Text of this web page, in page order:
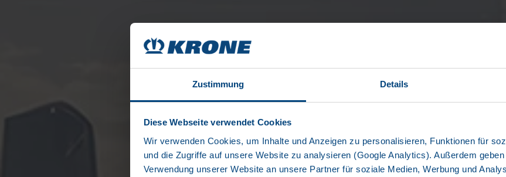
Zustimmung Details
Diese Webseite verwendet Cookies
Wir verwenden Cookies, um Inhalte und Anzeigen zu personalisieren, Funktionen für
und die Zugriffe auf unsere Website zu analysieren (Google Analytics). Außerdem
Verwendung unserer Website an unsere Partner für soziale Medien, Werbung und